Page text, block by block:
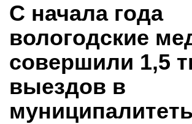
С начала года
вологодские
совершили 1,5
выездов в